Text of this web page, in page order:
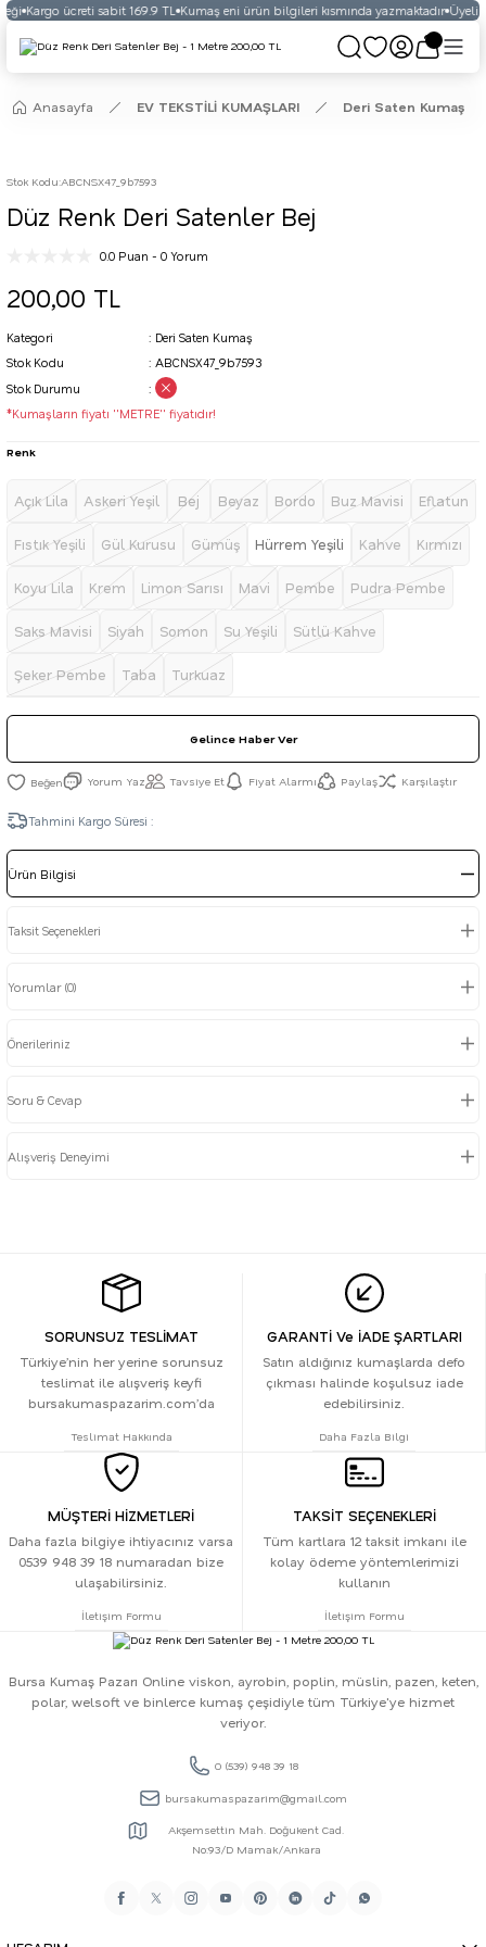
Kargo ücreti sabit 169.9 TL Kumaş eni ürün bilgileri kısmında yazmaktadır Üyelikli
Anasayfa EV TEKSTİLİ KUMAŞLARI Deri Saten Kumaş
Stok Kodu:ABCNSX47_9b7593
Düz Renk Deri Satenler Bej
0.0 Puan - 0 Yorum
200,00 TL
Kategori
Deri Saten Kumaş
Stok Kodu
ABCNSX47_9b7593
Stok Durumu
*Kumaşların fiyatı ''METRE'' fiyatıdır!
Renk
Açık Lila Askeri Yeşil Bej Beyaz Bordo Buz Mavisi Eflatun
Fıstık Yeşili Gül Kurusu Gümüş Hürrem Yeşili Kahve Kırmızı
Koyu Lila Krem Limon Sarısı Mavi Pembe Pudra Pembe
Saks Mavisi Siyah Somon Su Yeşili Sütlü Kahve
Şeker Pembe Taba Turkuaz
Gelince Haber Ver
Yorum Yaz Tavsiye Et Fiyat Alarmı Paylaş Karşılaştır
Tahmini Kargo Süresi :
Ürün Bilgisi
Taksit Seçenekleri
Yorumlar (0)
Önerileriniz
Soru & Cevap
Alışveriş Deneyimi
SORUNSUZ TESLİMAT
Türkiye’nin her yerine sorunsuz
teslimat ile alışveriş keyfi
bursakumaspazarim.com’da
Teslimat Hakkında
GARANTİ Ve İADE ŞARTLARI
Satın aldığınız kumaşlarda defo
çıkması halinde koşulsuz iade
edebilirsiniz.
Daha Fazla Bilgi
MÜŞTERİ HİZMETLERİ
Daha fazla bilgiye ihtiyacınız varsa
0539 948 39 18 numaradan bize
ulaşabilirsiniz.
İletişim Formu
TAKSİT SEÇENEKLERİ
Tüm kartlara 12 taksit imkanı ile
kolay ödeme yöntemlerimizi
kullanın
İletişim Formu
Bursa Kumaş Pazarı Online viskon, ayrobin, poplin, müslin, pazen, keten,
polar, welsoft ve binlerce kumaş çeşidiyle tüm Türkiye'ye hizmet
veriyor.
0 (539) 948 39 18
bursakumaspazarim@gmail.com
Akşemsettin Mah. Doğukent Cad.
No:93/D Mamak/Ankara